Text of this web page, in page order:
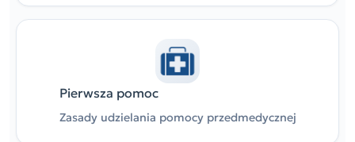
Pierwsza pomoc
Zasady udzielania pomocy przedmedycznej